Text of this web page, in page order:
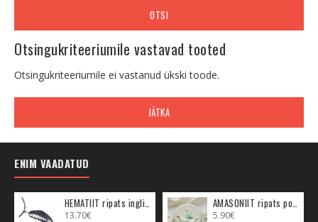
OTSI
Otsingukriteeriumile vastavad tooted
Otsingukriteeriumile ei vastanud ükski toode.
JÄTKA
ENIM VAADATUD
13.70€ 5.90€